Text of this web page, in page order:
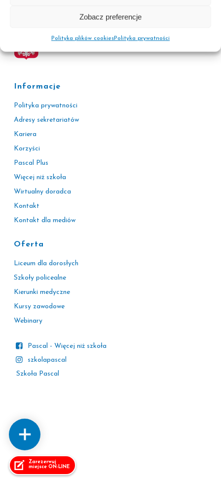
Zobacz preferencje
Polityka plików cookiesPolityka prywatności
Zarezerwuj
miejsce ON-LINE
Nie wymagamy matury!
Informacje
Polityka prywatności
Adresy sekretariatów
Kariera
Korzyści
Pascal Plus
Więcej niż szkoła
Wirtualny doradca
Kontakt
Kontakt dla mediów
Oferta
Liceum dla dorosłych
Szkoły policealne
Kierunki medyczne
Kursy zawodowe
Webinary
Pascal - Więcej niż szkoła
szkolapascal
Szkoła Pascal